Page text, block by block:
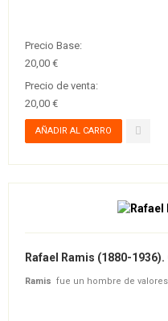
Precio Base:
20,00 €
Precio de venta:
20,00 €
Ramis fue un hombre de